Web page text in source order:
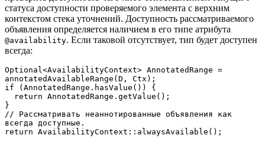
статуса доступности проверяемого элемента с верхним
контекстом стека уточнений. Доступность рассматриваемого
объявления определяется наличием в его типе атрибута
@availability. Если таковой отсутствует, тип будет доступен
всегда:
Optional<AvailabilityContext> AnnotatedRange =
annotatedAvailableRange(D, Ctx);
if (AnnotatedRange.hasValue()) {
}
// Рассматривать неаннотированные объявления как
всегда доступные.
return AvailabilityContext::alwaysAvailable();